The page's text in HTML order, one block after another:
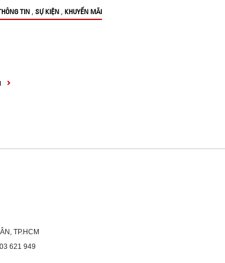
TIN , SỰ KIỆN , KHUYẾN MÃI
TP.HCM
621 949